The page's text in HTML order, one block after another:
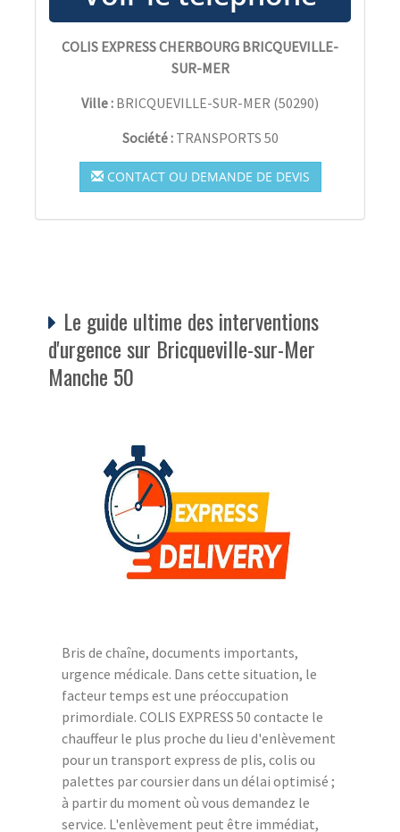
COLIS EXPRESS CHERBOURG BRICQUEVILLE-
SUR-MER
Ville : BRICQUEVILLE-SUR-MER (50290)
Société : TRANSPORTS 50
CONTACT OU DEMANDE DE DEVIS
Le guide ultime des interventions
d'urgence sur Bricqueville-sur-Mer
Manche 50
Bris de chaîne, documents importants,
urgence médicale. Dans cette situation, le
facteur temps est une préoccupation
primordiale. COLIS EXPRESS 50 contacte le
chauffeur le plus proche du lieu d'enlèvement
pour un transport express de plis, colis ou
palettes par coursier dans un délai optimisé ;
à partir du moment où vous demandez le
service. L'enlèvement peut être immédiat,